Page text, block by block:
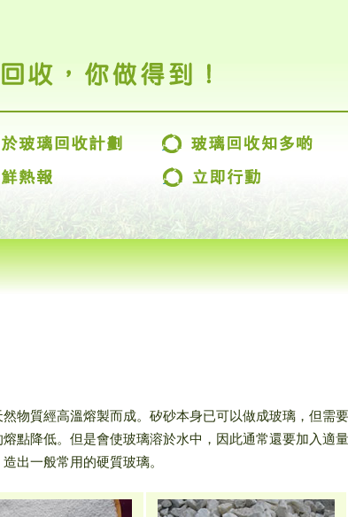
然物質經高溫熔製而成。矽砂本身已可以做成玻璃，但需要
點降低。但是會使玻璃溶於水中，因此通常還要加入適量
出一般常用的硬質玻璃。